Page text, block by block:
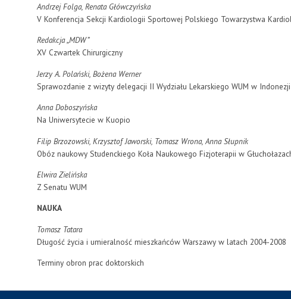
Andrzej Folga, Renata Główczyńska
V Konferencja Sekcji Kardiologii Sportowej Polskiego Towarzystwa
Redakcja „MDW”
XV Czwartek Chirurgiczny
Jerzy A. Polański, Bożena Werner
Sprawozdanie z wizyty delegacji II Wydziału Lekarskiego WUM w Indonezji
Anna Doboszyńska
Na Uniwersytecie w Kuopio
Filip Brzozowski, Krzysztof Jaworski, Tomasz Wrona, Anna Słupnik
Obóz naukowy Studenckiego Koła Naukowego Fizjoterapii w
Elwira Zielińska
Z Senatu WUM
NAUKA
Tomasz Tatara
Długość życia i umieralność mieszkańców Warszawy w latach 2004-2008
Terminy obron prac doktorskich